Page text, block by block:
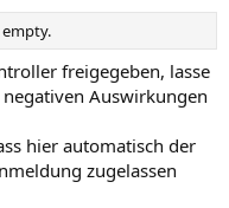
empty.
freigegeben, lasse
Auswirkungen
hier automatisch der
zugelassen